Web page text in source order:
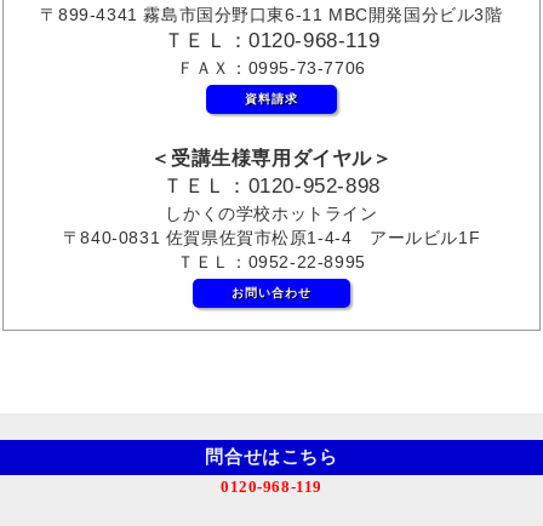
〒899-4341 霧島市国分野口東6-11 MBC開発国分ビル3階
ＴＥＬ：0120-968-119
ＦＡＸ：0995-73-7706
資料請求
＜受講生様専用ダイヤル＞
ＴＥＬ：0120-952-898
しかくの学校ホットライン
〒840-0831 佐賀県佐賀市松原1-4-4 アールビル1F
ＴＥＬ：0952-22-8995
お問い合わせ
問合せはこちら
0120-968-119